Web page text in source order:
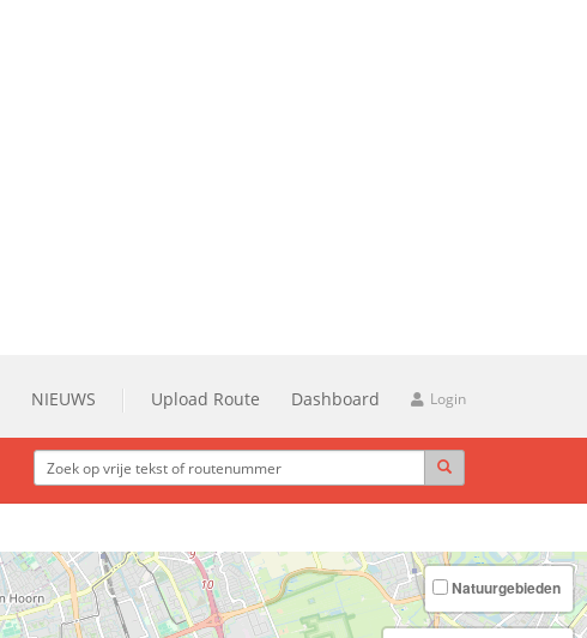
NIEUWS Upload Route Dashboard Login
Natuurgebieden